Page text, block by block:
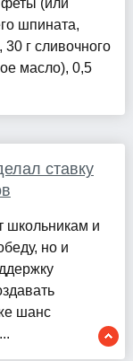
феты (или
шпината,
30 г сливочного
масло), 0,5
ставку
школьникам и
но и
шанс